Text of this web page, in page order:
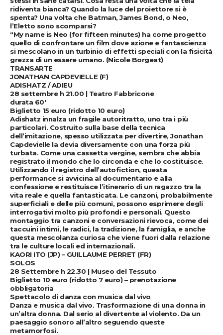
ridiventa bianca? Quando la luce del proiettore si è
spenta? Una volta che Batman, James Bond, o Neo,
l’Eletto sono scomparsi?
“My name is Neo (for fifteen minutes) ha come progetto
quello di confrontare un film dove azione e fantascienza
si mescolano in un turbinio di effetti speciali con la fisicità
grezza di un essere umano. (Nicole Borgeat)
TRANSARTE
JONATHAN CAPDEVIELLE (F)
ADISHATZ / ADIEU
28 settembre h 21.00 | Teatro Fabbricone
durata 60′
Biglietto 15 euro (ridotto 10 euro)
Adishatz innalza un fragile autoritratto, uno tra i più
particolari. Costruito sulla base della tecnica
dell’imitazione, spesso utilizzata per divertire, Jonathan
Capdevielle la devia diversamente con una forza più
turbata. Come una cassetta vergine, sembra che abbia
registrato il mondo che lo circonda e che lo costituisce.
Utilizzando il registro dell’autofiction, questa
performance si avvicina al documentario e alla
confessione e restituisce l’itinerario di un ragazzo tra la
vita reale e quella fantasticata. Le canzoni, probabilmente
superficiali e delle più comuni, possono esprimere degli
interrogativi molto più profondi e personali. Questo
montaggio tra canzoni e conversazioni rievoca, come dei
taccuini intimi, le radici, la tradizione, la famiglia, e anche
questa mescolanza curiosa che viene fuori dalla relazione
tra le culture locali ed internazionali.
KAORI ITO (JP) – GUILLAUME PERRET (FR)
SOLOS
28 Settembre h 22.30 | Museo del Tessuto
Biglietto 10 euro (ridotto 7 euro) – prenotazione
obbligatoria
Spettacolo di danza con musica dal vivo
Danza e musica dal vivo. Trasformazione di una donna in
un’altra donna. Dal serio al divertente al violento. Da un
paesaggio sonoro all’altro seguendo queste
metamorfosi.